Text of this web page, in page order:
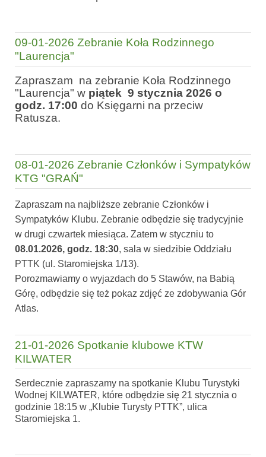
09-01-2026 Zebranie Koła Rodzinnego
"Laurencja"
Zapraszam na zebranie Koła Rodzinnego
"Laurencja" w piątek 9 stycznia 2026 o
godz. 17:00 do Księgarni na przeciw
Ratusza.
08-01-2026 Zebranie Członków i Sympatyków
KTG "GRAŃ"
Zapraszam na najbliższe zebranie Członków i
Sympatyków Klubu. Zebranie odbędzie się tradycyjnie
w drugi czwartek miesiąca. Zatem w styczniu to
08.01.2026, godz. 18:30, sala w siedzibie Oddziału
PTTK (ul. Staromiejska 1/13).
Porozmawiamy o wyjazdach do 5 Stawów, na Babią
Górę, odbędzie się też pokaz zdjęć ze zdobywania Gór
Atlas.
21-01-2026 Spotkanie klubowe KTW
KILWATER
Serdecznie zapraszamy na spotkanie Klubu Turystyki
Wodnej KILWATER, które odbędzie się 21 stycznia o
godzinie 18:15 w „Klubie Turysty PTTK”, ulica
Staromiejska 1.